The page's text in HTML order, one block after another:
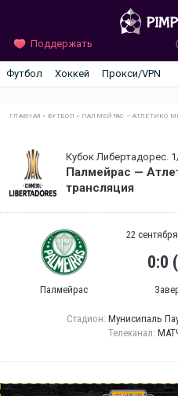
Поддержать
Футбол Хоккей Прокси/VPN
ГЛАВНАЯ »ФУТБОЛ » ПАЛМЕЙРАС — АТЛЕТИКО
Кубок Либертадорес.
Палмейрас —
трансляция
Палмейрас
22
0:0
Стадион: Мунисипаль
Телеканал: